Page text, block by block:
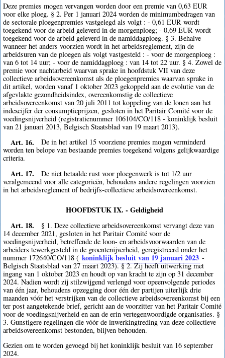
Deze premies mogen vervangen worden door een premie van 0,63 EUR
voor elke ploeg. § 2. Per 1 januari 2024 worden de minimumbedragen van
de sectorale ploegenpremies vastgelegd als volgt : - 0,61 EUR wordt
toegekend voor de arbeid geleverd in de morgenploeg; - 0,69 EUR wordt
toegekend voor de arbeid geleverd in de namiddagploeg. § 3. Behalve
wanneer het anders voorzien wordt in het arbeidsreglement, zijn de
arbeidsuren van de ploegen als volgt vastgesteld : - voor de morgenploeg :
van 6 tot 14 uur; - voor de namiddagploeg : van 14 tot 22 uur. § 4. Zowel de
premie voor nachtarbeid waarvan sprake in hoofdstuk VII van deze
collectieve arbeidsovereenkomst als de ploegenpremies waarvan sprake in
dit artikel, worden vanaf 1 oktober 2023 gekoppeld aan de evolutie van de
afgevlakte gezondheidsindex, overeenkomstig de collectieve
arbeidsovereenkomst van 20 juli 2011 tot koppeling van de lonen aan het
indexcijfer der consumptieprijzen, gesloten in het Paritair Comité voor de
voedingsnijverheid (registratienummer 106104/CO/118 - koninklijk besluit
van 21 januari 2013, Belgisch Staatsblad van 19 maart 2013).
Art. 16.
De in het artikel 15 voorziene premies mogen verminderd
worden ten belope van bestaande premies toegekend volgens gelijkwaardige
criteria.
Art. 17.
De niet betaalde rust voor ploegenwerk is tot 1/2 uur
veralgemeend voor alle categorieën, behoudens andere regelingen voorzien
in het arbeidsreglement of bedrijfs-collectieve arbeidsovereenkomst.
HOOFDSTUK IX. - Geldigheid
Art. 18.
§ 1. Deze collectieve arbeidsovereenkomst vervangt deze van
14 december 2021, gesloten in het Paritair Comité voor de
voedingsnijverheid, betreffende de loon- en arbeidsvoorwaarden van de
arbeiders tewerkgesteld in de groentenijverheid, geregistreerd onder het
nummer 172640/CO/118 ( koninklijk besluit van 19 januari 2023 -
Belgisch Staatsblad van 27 maart 2023). § 2. Zij heeft uitwerking met
ingang van 1 oktober 2023 en houdt op van kracht te zijn op 31 december
2024. Nadien wordt zij stilzwijgend verlengd voor opeenvolgende periodes
van één jaar, behoudens opzegging door één der partijen uiterlijk drie
maanden vóór het verstrijken van de collectieve arbeidsovereenkomst bij een
ter post aangetekende brief, gericht aan de voorzitter van het Paritair Comité
voor de voedingsnijverheid en aan de erin vertegenwoordigde organisaties. §
3. Gunstigere regelingen die vóór de inwerkingtreding van deze collectieve
arbeidsovereenkomst bestonden, blijven behouden.
Gezien om te worden gevoegd bij het koninklijk besluit van 16 september
2024.